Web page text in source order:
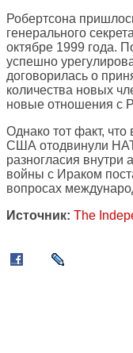
Робертсона
генерального
октябре 1999 года.
успешно
договорилась о
количества новых
новые отношения с
Однако тот факт,
США отодвинули
разногласия внутри
войны с Ираком
вопросах
Источник: The